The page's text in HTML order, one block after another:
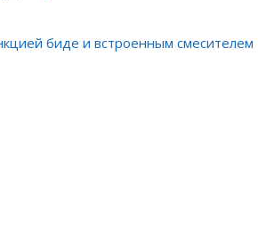
биде и встроенным смесителем